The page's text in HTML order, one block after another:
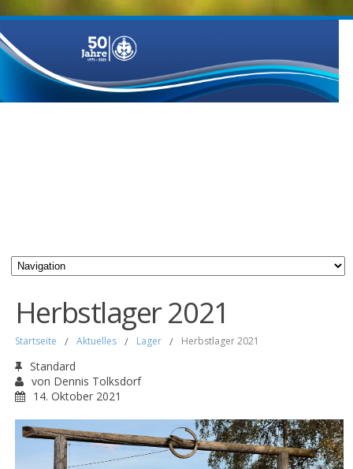
Herbstlager 2021
Startseite / Aktuelles / Lager / Herbstlager 2021
Standard
von Dennis Tolksdorf
14. Oktober 2021